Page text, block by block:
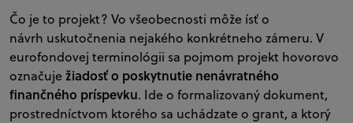
Čo je to projekt? Vo všeobecnosti môže ísť o
návrh uskutočnenia nejakého konkrétneho zámeru. V
eurofondovej terminológii sa pojmom projekt hovorovo
označuježiadosť o poskytnutie nenávratného
finančného príspevku. Ide o formalizovaný dokument,
prostredníctvom ktorého sa uchádzate o grant, a ktorý